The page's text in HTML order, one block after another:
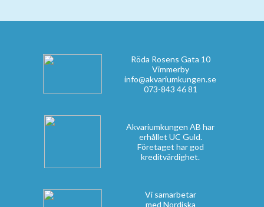
Röda Rosens Gata 10
Vimmerby
info@akvariumkungen.se
073-843 46 81
Akvariumkungen AB har
erhållet UC Guld.
Företaget har god
kreditvärdighet.
Vi samarbetar
med Nordiska